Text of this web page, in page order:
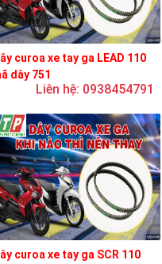
curoa xe tay ga LEAD 110
dây 751
Liên hệ: 0938454791
curoa xe tay ga SCR 110